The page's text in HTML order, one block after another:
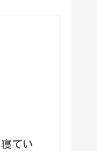
てい